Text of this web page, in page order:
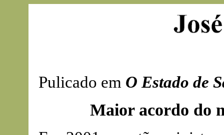
Pulicado em O Estado de
Maior acordo do